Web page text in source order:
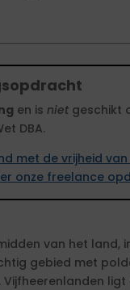
en is niet geschikt
DBA.
met de vrijheid
onze freelance
van het land,
gebied met